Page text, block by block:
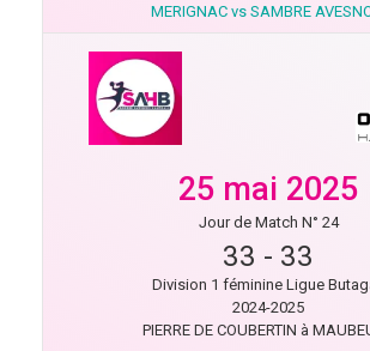
MERIGNAC vs SAMBRE
25 mai 2025
Jour de Match N° 24
33 - 33
Division 1 féminine Ligue
2024-2025
PIERRE DE COUBERTIN à